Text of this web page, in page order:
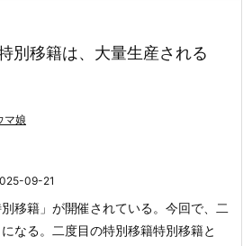
別移籍は、大量生産される
マ娘
09-21
別移籍」が開催されている。今回で、二
なる。
二度目の特別移籍特別移籍と